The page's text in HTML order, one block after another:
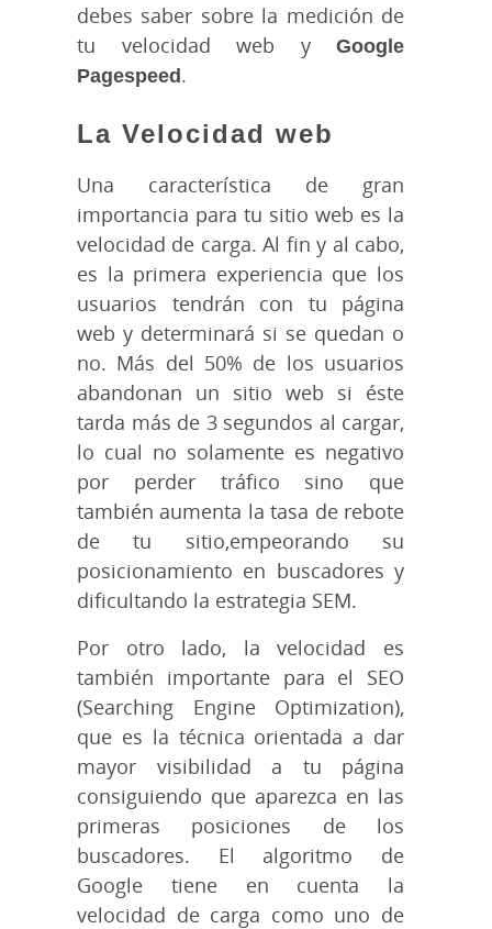
debes saber sobre la medición de
tu velocidad web yGoogle
Pagespeed.
La Velocidad web
Una característica de gran
importancia para tu sitio web es la
velocidad de carga. Al fin y al cabo,
es la primera experiencia que los
usuarios tendrán con tu página
web y determinará si se quedan o
no. Más del 50% de los usuarios
abandonan un sitio web si éste
tarda más de 3 segundos al cargar,
lo cual no solamente es negativo
por perder tráfico sino que
también aumenta la tasa de rebote
de tu sitio,empeorando su
posicionamiento en buscadores y
dificultando la estrategia SEM.
Por otro lado, la velocidad es
también importante para el SEO
(Searching Engine Optimization),
que es la técnica orientada a dar
mayor visibilidad a tu página
consiguiendo que aparezca en las
primeras posiciones de los
buscadores. El algoritmo de
Google tiene en cuenta la
velocidad de carga como uno de